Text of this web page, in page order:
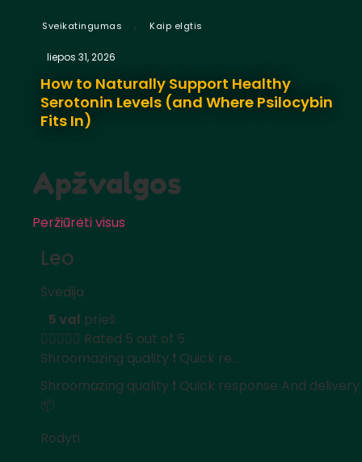
Sveikatingumas , Kaip elgtis
liepos 31, 2026
How to Naturally Support Healthy
Serotonin Levels (and Where Psilocybin
Fits In)
Apžvalgos
Peržiūrėti visus
Leo
Švedija
5 val prieš
 Rated 5 out of 5
Shroomazing quality ❗️ Quick re...
Shroomazing quality ❗️ Quick response And delivery
📦
Rodyti